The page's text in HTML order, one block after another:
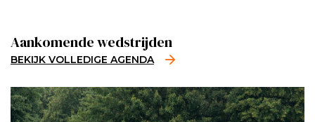
Aankomende wedstrijden
BEKIJK VOLLEDIGE AGENDA